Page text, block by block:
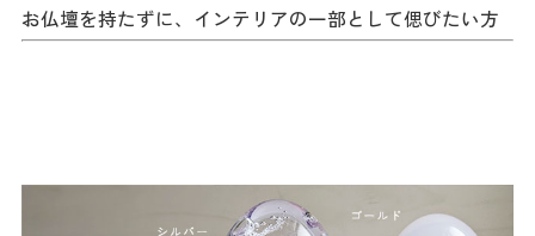
お仏壇を持たずに、インテリアの一部として偲びたい方